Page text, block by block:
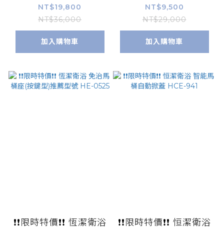
HC0601DT
NT$19,800
NT$36,000
加入購物車
薦型號 HE-0535
NT$9,500
NT$29,000
加入購物車
❗❗限時特價❗❗ 恆潔衛浴
❗❗限時特價❗❗ 恒潔衛浴